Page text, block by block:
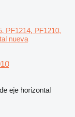
PF1214, PF1210,
nueva
eje horizontal